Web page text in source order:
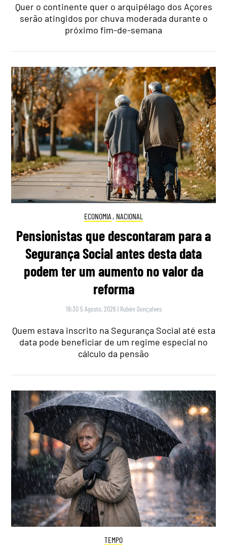
Quer o continente quer o arquipélago dos Açores
serão atingidos por chuva moderada durante o
próximo fim-de-semana
ECONOMIA , NACIONAL
Pensionistas que descontaram para a
Segurança Social antes desta data
podem ter um aumento no valor da
reforma
18:30 5 Agosto, 2026 | Rubén Gonçalves
Quem estava inscrito na Segurança Social até esta
data pode beneficiar de um regime especial no
cálculo da pensão
TEMPO